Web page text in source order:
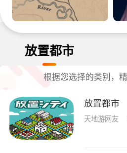
放置都市
根据您选择的类别，
放置都市
天地游网友